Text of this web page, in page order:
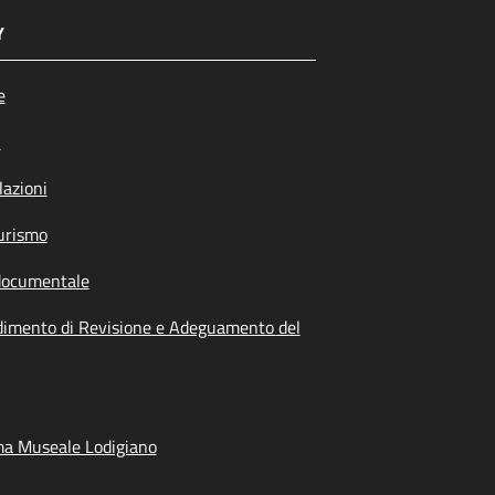
di Revisione e Adeguamento del
Museale Lodigiano